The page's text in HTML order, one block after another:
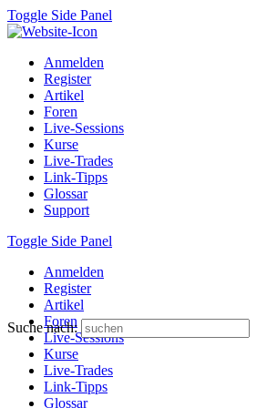
Toggle Side Panel
Anmelden
Register
Artikel
Foren
Live-Sessions
Kurse
Live-Trades
Link-Tipps
Glossar
Support
Toggle Side Panel
Anmelden
Register
Artikel
Foren
Live-Sessions
Kurse
Live-Trades
Link-Tipps
Glossar
Suche nach: